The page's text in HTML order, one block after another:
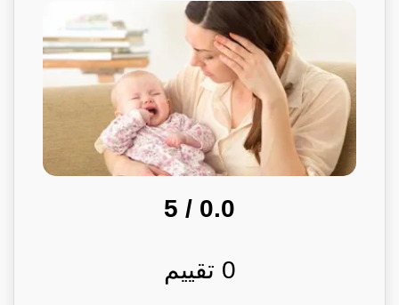
0.0
/ 5
0 تقييم